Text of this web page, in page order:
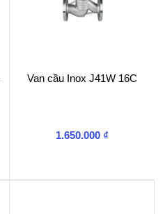
Van cầu Inox J41W 16C
1.650.000 ₫